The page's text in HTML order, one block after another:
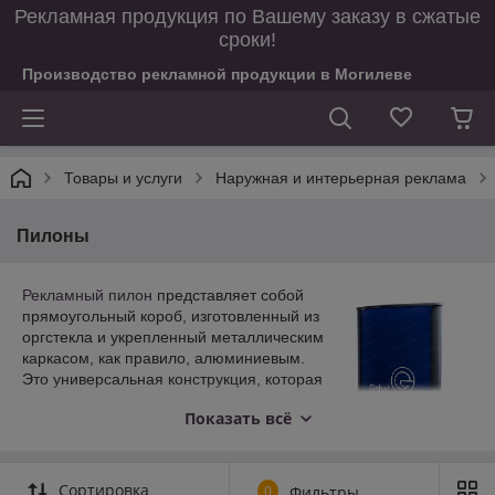
Рекламная продукция по Вашему заказу в сжатые
сроки!
Производство рекламной продукции в Могилеве
Товары и услуги Наружная и интерьерная реклама
Пилоны
Рекламный пилон представляет собой
прямоугольный короб, изготовленный из
оргстекла и укрепленный металлическим
каркасом, как правило, алюминиевым.
Это универсальная конструкция, которая
внутренней, так и для наружной
органично вписаться в городскую среду
Показать всё
Сортировка 0